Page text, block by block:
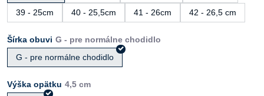
39 - 25cm 40 - 25,5cm 41 - 26cm 42 - 26,5 cm
Šírka obuvi
G - pre normálne chodidlo
Výška opätku